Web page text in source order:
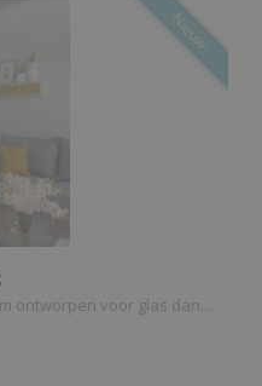
Nieuw
ontworpen voor glas dan…